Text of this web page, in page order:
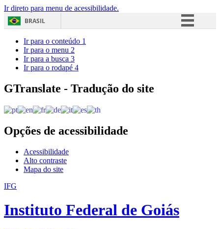
Ir direto para menu de acessibilidade.
BRASIL
Acesso à informação
Ir para o conteúdo 1
Ir para o menu 2
Ir para a busca 3
Ir para o rodapé 4
GTranslate - Tradução do site
Opções de acessibilidade
Acessibilidade
Alto contraste
Mapa do site
IFG
Instituto Federal de Goiás